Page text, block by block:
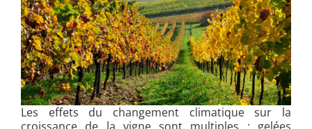
Les effets du changement climatique sur la
croissance de la vigne sont multiples : gelées